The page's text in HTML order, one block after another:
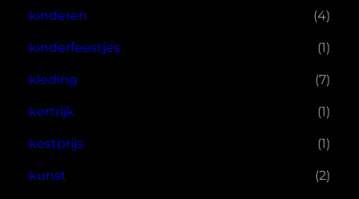
kinderen (4)
kinderfeestjes (1)
kleding (7)
kortrijk (1)
kostprijs (1)
kunst (2)